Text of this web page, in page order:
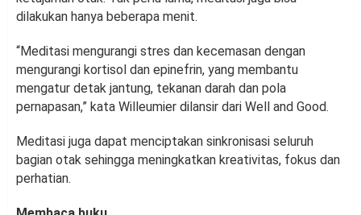
dilakukan hanya beberapa menit.
“Meditasi mengurangi stres dan kecemasan dengan
mengurangi kortisol dan epinefrin, yang membantu
mengatur detak jantung, tekanan darah dan pola
pernapasan,” kata Willeumier dilansir dari Well and Good.
Meditasi juga dapat menciptakan sinkronisasi seluruh
bagian otak sehingga meningkatkan kreativitas, fokus dan
perhatian.